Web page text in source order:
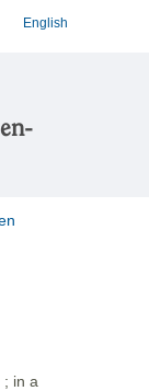
English
; in a